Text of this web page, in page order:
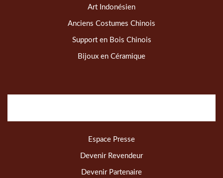
Art Indonésien
Anciens Costumes Chinois
Support en Bois Chinois
Bijoux en Céramique
Espace Presse
Devenir Revendeur
Devenir Partenaire